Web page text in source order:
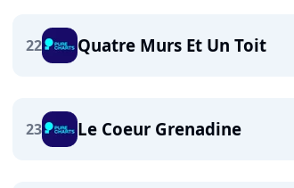
22 Quatre Murs Et Un Toit
23 Le Coeur Grenadine